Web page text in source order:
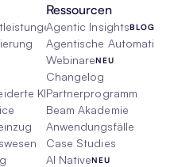
KI-Lösungen
Ressourcen
Agentic InsightsBLOG
Agentische
WebinareNEU
Changelog
Partnerprogramm
Beam Akademie
Anwendungsfälle
Case Studies
AI NativeNEU